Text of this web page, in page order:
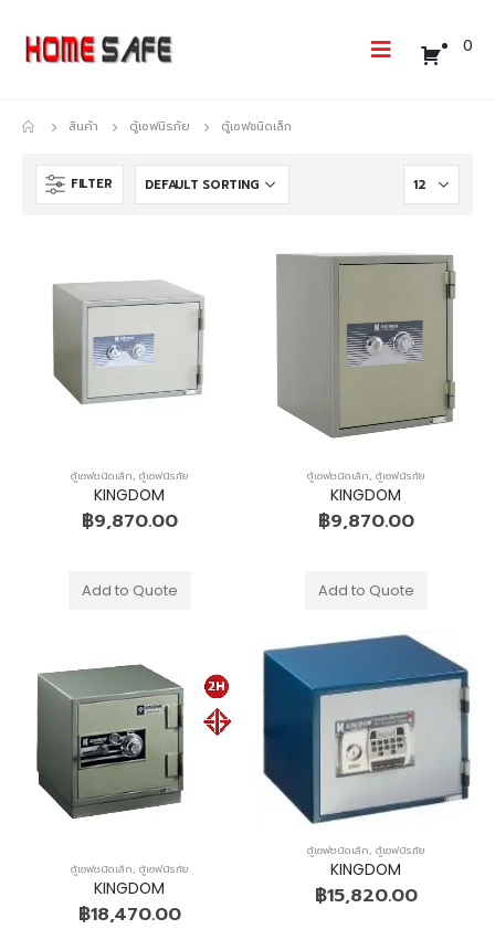
0
สินค้า ตู้เซฟนิรภัย ตู้เซฟชนิดเล็ก
FILTER
ตู้เซฟชนิดเล็ก, ตู้เซฟนิรภัย
KINGDOM
฿9,870.00
Add to Quote
ตู้เซฟชนิดเล็ก, ตู้เซฟนิรภัย
KINGDOM
฿9,870.00
Add to Quote
ตู้เซฟชนิดเล็ก, ตู้เซฟนิรภัย
KINGDOM
฿18,470.00
ตู้เซฟชนิดเล็ก, ตู้เซฟนิรภัย
KINGDOM
฿15,820.00